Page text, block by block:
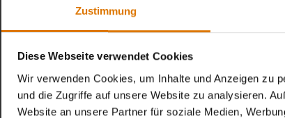
Zustimmung
Diese Webseite verwendet Cookies
Wir verwenden Cookies, um Inhalte und Anzeigen zu
und die Zugriffe auf unsere Website zu analysieren.
Website an unsere Partner für soziale Medien,